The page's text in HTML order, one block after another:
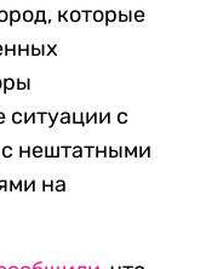
которые
ситуации с
нештатными
на